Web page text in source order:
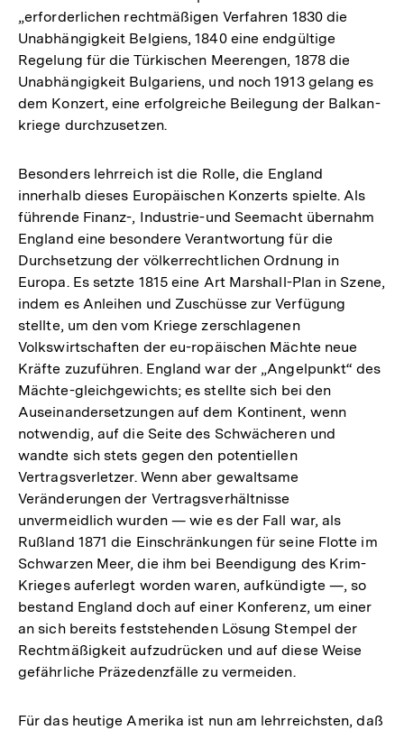
„erforderlichen rechtmäßigen Verfahren 1830 die
Unabhängigkeit Belgiens, 1840 eine endgültige
Regelung für die Türkischen Meerengen, 1878 die
Unabhängigkeit Bulgariens, und noch 1913 gelang es
dem Konzert, eine erfolgreiche Beilegung der Balkan-
kriege durchzusetzen.
Besonders lehrreich ist die Rolle, die England
innerhalb dieses Europäischen Konzerts spielte. Als
führende Finanz-, Industrie-und Seemacht übernahm
England eine besondere Verantwortung für die
Durchsetzung der völkerrechtlichen Ordnung in
Europa. Es setzte 1815 eine Art Marshall-Plan in Szene,
indem es Anleihen und Zuschüsse zur Verfügung
stellte, um den vom Kriege zerschlagenen
Volkswirtschaften der eu-ropäischen Mächte neue
Kräfte zuzuführen. England war der „Angelpunkt“ des
Mächte-gleichgewichts; es stellte sich bei den
Auseinandersetzungen auf dem Kontinent, wenn
notwendig, auf die Seite des Schwächeren und
wandte sich stets gegen den potentiellen
Vertragsverletzer. Wenn aber gewaltsame
Veränderungen der Vertragsverhältnisse
unvermeidlich wurden — wie es der Fall war, als
Rußland 1871 die Einschränkungen für seine Flotte im
Schwarzen Meer, die ihm bei Beendigung des Krim-
Krieges auferlegt worden waren, aufkündigte —, so
bestand England doch auf einer Konferenz, um einer
an sich bereits feststehenden Lösung Stempel der
Rechtmäßigkeit aufzudrücken und auf diese Weise
gefährliche Präzedenzfälle zu vermeiden.
Für das heutige Amerika ist nun am lehrreichsten, daß